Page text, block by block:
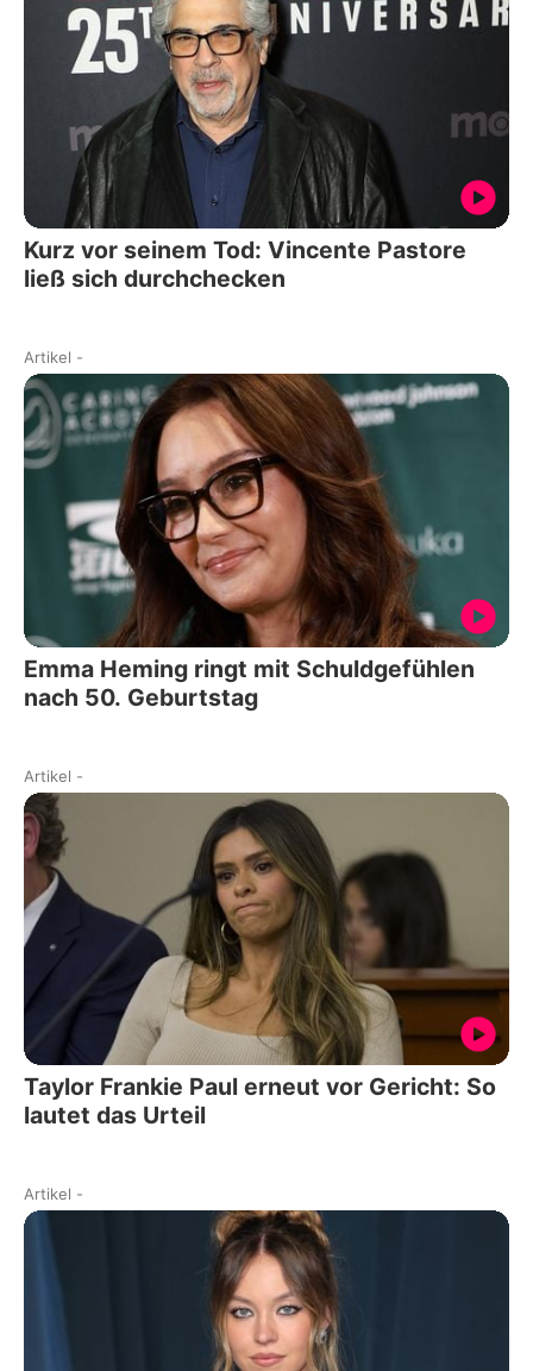
Kurz vor seinem Tod: Vincente Pastore
ließ sich durchchecken
Artikel -
Emma Heming ringt mit Schuldgefühlen
nach 50. Geburtstag
Artikel -
Taylor Frankie Paul erneut vor Gericht: So
lautet das Urteil
Artikel -